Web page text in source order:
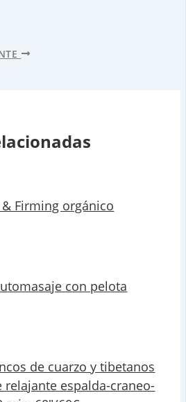
Firming orgánico
con pelota
de cuarzo y tibetanos
relajante espalda-craneo-